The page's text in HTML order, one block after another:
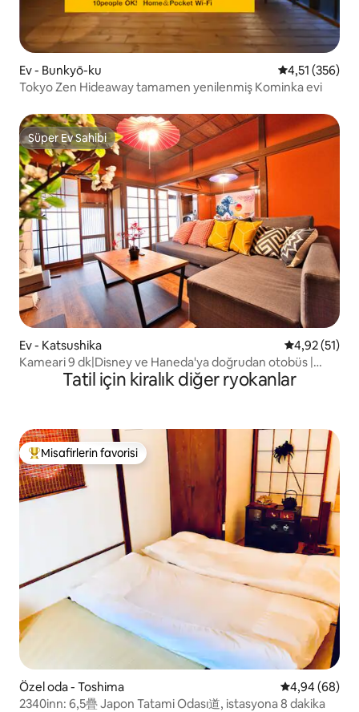
Ev - Bunkyō-ku 5 üzerinden
4,51 (356)
Tokyo Zen Hideaway tamamen yenilenmiş Kominka evi
Süper Ev Sahibi
Süper Ev Sahibi
Ev - Katsushika 5 üzerinden
4,92 (51)
Kameari 9 dk|Disney ve Haneda'ya doğrudan otobüs |
Tatil için kiralık diğer ryokanlar
Misafirlerin favorilerinden en beğenilenler arasında
Misafirlerin favorisi
Özel oda - Toshima 5 üzerinden
4,94 (68)
2340inn: 6,5疊 Japon Tatami Odası道, istasyona 8 dakika